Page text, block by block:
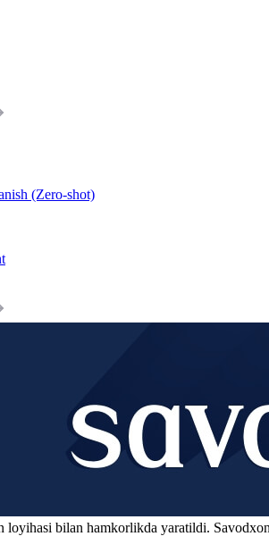
(Zero-shot)
loyihasi bilan hamkorlikda yaratildi.